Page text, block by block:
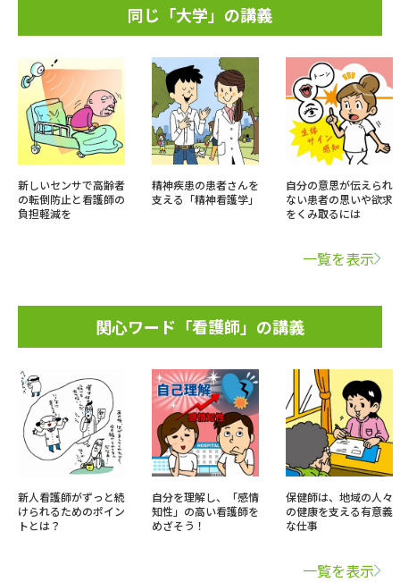
同じ「大学」の講義
新しいセンサで高齢者
の転倒防止と看護師の
負担軽減を
精神疾患の患者さんを
支える「精神看護学」
自分の意思が伝えられ
ない患者の思いや欲求
をくみ取るには
一覧を表示
関心ワード「看護師」の講義
新人看護師がずっと続
けられるためのポイン
トとは？
自分を理解し、「感情
知性」の高い看護師を
めざそう！
保健師は、地域の人々
の健康を支える有意義
な仕事
一覧を表示